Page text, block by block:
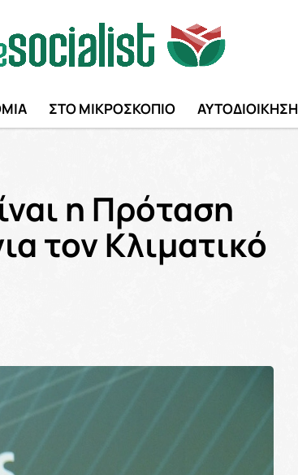
ΣΤΟ ΜΙΚΡΟΣΚΟΠΙΟ ΑΥΤΟΔΙΟΙΚΗΣΗ
η Πρόταση
τον Κλιματικό